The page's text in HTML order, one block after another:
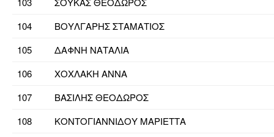
104
ΒΟΥΛΓΑΡΗΣ ΣΤΑΜΑΤΙΟΣ
105
ΔΑΦΝΗ ΝΑΤΑΛΙΑ
106
ΧΟΧΛΑΚΗ ΑΝΝΑ
107
ΒΑΣΙΛΗΣ ΘΕΟΔΩΡΟΣ
108
ΚΟΝΤΟΓΙΑΝΝΙΔΟΥ ΜΑΡΙΕΤΤΑ